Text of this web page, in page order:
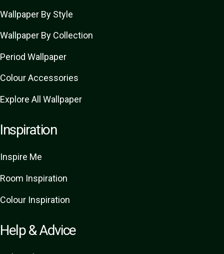
Wallpaper By Style
Wallpaper By Collection
Period Wallpaper
Colour Accessories
Explore All Wallpaper
Inspiration
Inspire Me
Room Inspiration
Colour Inspiration
Help & Advice